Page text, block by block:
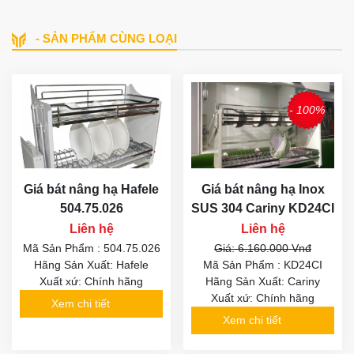
- SẢN PHẨM CÙNG LOẠI
Giá bát nâng hạ Hafele
504.75.026
Liên hệ
Mã Sản Phẩm : 504.75.026
Hãng Sản Xuất: Hafele
Xuất xứ: Chính hãng
Xem chi tiết
- 100%
Giá bát nâng hạ Inox
SUS 304 Cariny KD24CI
Liên hệ
Giá: 6.160.000 Vnđ
Mã Sản Phẩm : KD24CI
Hãng Sản Xuất: Cariny
Xuất xứ: Chính hãng
Xem chi tiết